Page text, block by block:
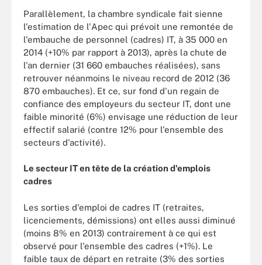
Parallèlement, la chambre syndicale fait sienne
l'estimation de l'Apec qui prévoit une remontée de
l'embauche de personnel (cadres) IT, à 35 000 en
2014 (+10% par rapport à 2013), après la chute de
l'an dernier (31 660 embauches réalisées), sans
retrouver néanmoins le niveau record de 2012 (36
870 embauches). Et ce, sur fond d'un regain de
confiance des employeurs du secteur IT, dont une
faible minorité (6%) envisage une réduction de leur
effectif salarié (contre 12% pour l'ensemble des
secteurs d'activité).
Le secteur IT en tête de la création d'emplois
cadres
Les sorties d'emploi de cadres IT (retraites,
licenciements, démissions) ont elles aussi diminué
(moins 8% en 2013) contrairement à ce qui est
observé pour l'ensemble des cadres (+1%). Le
faible taux de départ en retraite (3% des sorties